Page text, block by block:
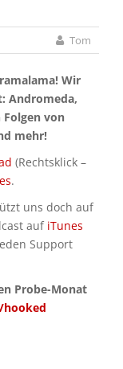
Tom
Wir
Andromeda,
Folgen von
mehr!
(Rechtsklick –
.
uns doch auf
auf iTunes
Support
Probe-Monat